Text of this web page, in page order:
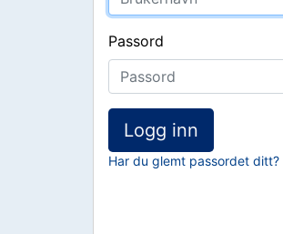
Passord
Logg inn
Har du glemt passordet ditt?